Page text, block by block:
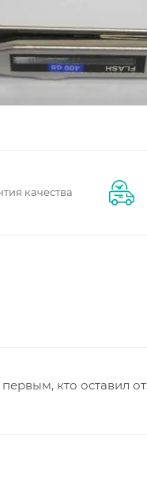
качества
кто оставил